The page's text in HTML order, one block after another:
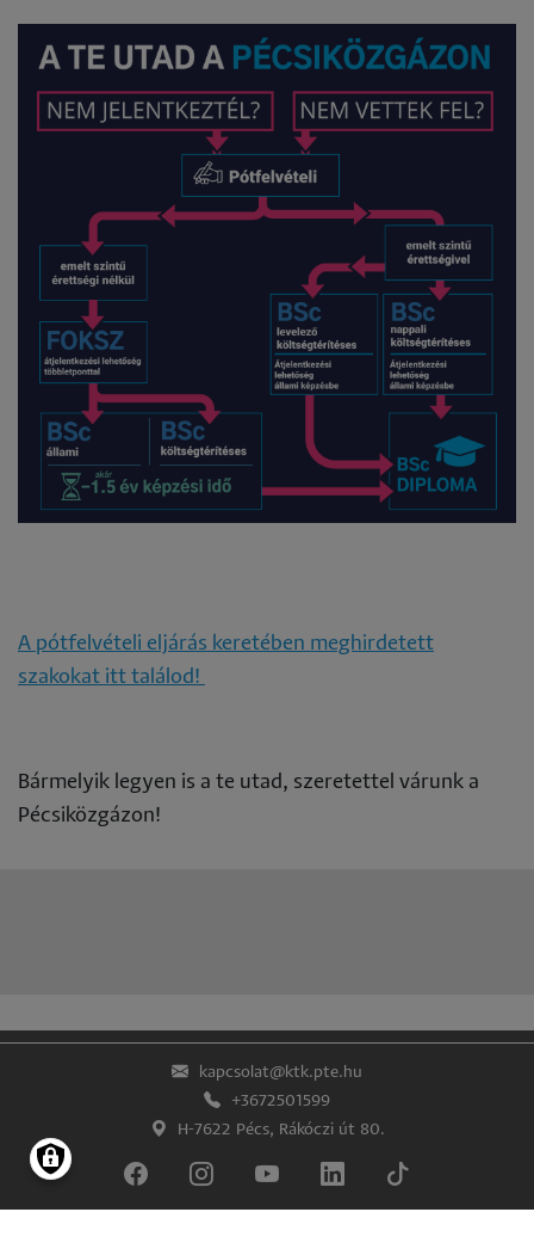
A pótfelvételi eljárás keretében meghirdetett
szakokat itt találod!
Bármelyik legyen is a te utad, szeretettel várunk a
Pécsiközgázon!
kapcsolat@ktk.pte.hu
+3672501599
H-7622 Pécs, Rákóczi út 80.